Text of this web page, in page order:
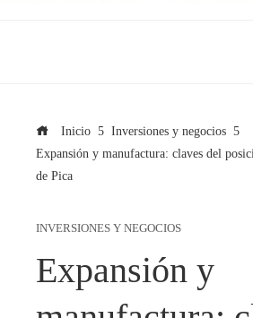
Inicio
Inversiones y negocios
Expansión y manufactura: claves del
de Pica
INVERSIONES Y NEGOCIOS
Expansión y